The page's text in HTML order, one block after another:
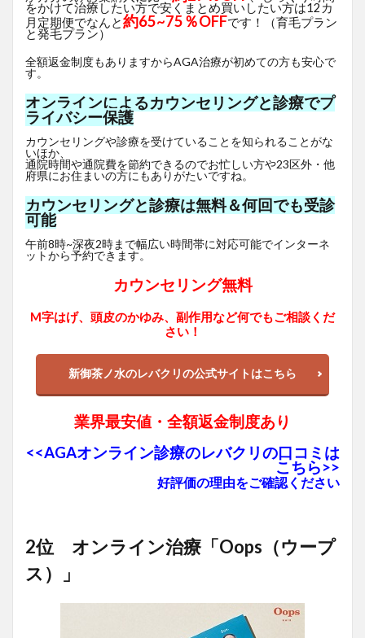
をかけて治療したい方で安くまとめ買いしたい方は12カ
月定期便でなんと約65~75％OFFです！（育毛プラン
と発毛プラン）
全額返金制度もありますからAGA治療が初めての方も安心で
す。
オンラインによるカウンセリングと診療でプ
ライバシー保護
カウンセリングや診療を受けていることを知られることがな
いほか、
通院時間や通院費を節約できるのでお忙しい方や23区外・他
府県にお住まいの方にもありがたいですね。
カウンセリングと診療は無料＆何回でも受診
可能
午前8時~深夜2時まで幅広い時間帯に対応可能でインターネ
ットから予約できます。
カウンセリング無料
M字はげ、頭皮のかゆみ、副作用など何でもご相談くだ
さい！
新御茶ノ水のレバクリの公式サイトはこちら
業界最安値・全額返金制度あり
<<AGAオンライン診療のレバクリの口コミは
こちら>>
好評価の理由をご確認ください
2位 オンライン治療「Oops（ウープ
ス）」